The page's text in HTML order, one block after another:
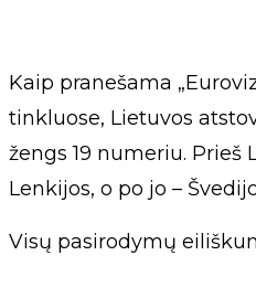
Kaip pranešama
tinkluose, Lietuvos
žengs 19 numeriu. Prieš
Lenkijos, o po jo –
Visų pasirodymų